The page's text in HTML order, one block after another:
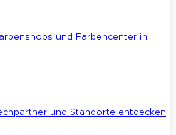
und Farbencenter in
und Standorte entdecken